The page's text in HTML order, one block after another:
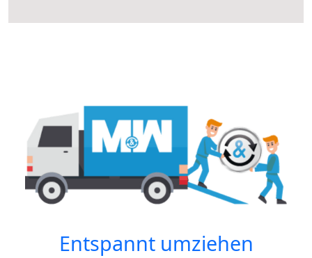
Entspannt umziehen